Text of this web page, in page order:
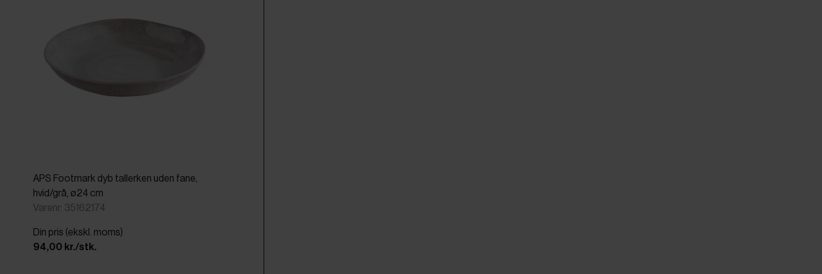
APS Footmark dyb tallerken uden fane,
hvid/grå, ø24 cm
Varenr: 35162174
Din pris (ekskl. moms)
94,00 kr./stk.